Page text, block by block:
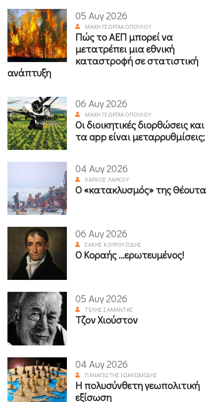
05 Αυγ 2026
ΜΆΧΗ ΓΕΩΡΓΑΚΟΠΟΎΛΟΥ
Πώς το ΑΕΠ μπορεί να
μετατρέπει μια εθνική
καταστροφή σε στατιστική
ανάπτυξη
06 Αυγ 2026
ΜΆΧΗ ΓΕΩΡΓΑΚΟΠΟΎΛΟΥ
Οι διοικητικές διορθώσεις και
τα app είναι μεταρρυθμίσεις;
04 Αυγ 2026
ΛΆΡΚΟΣ ΛΆΡΚΟΥ
Ο «κατακλυσμός» της Θέουτα
06 Αυγ 2026
ΣΆΚΗΣ ΚΟΥΡΟΥΖΊΔΗΣ
Ο Κοραής ...ερωτευμένος!
05 Αυγ 2026
ΤΈΛΗΣ ΣΑΜΑΝΤΆΣ
Τζον Χιούστον
04 Αυγ 2026
ΠΑΝΑΓΙΏΤΗΣ ΙΩΑΚΕΙΜΊΔΗΣ
Η πολυσύνθετη γεωπολιτική
εξίσωση